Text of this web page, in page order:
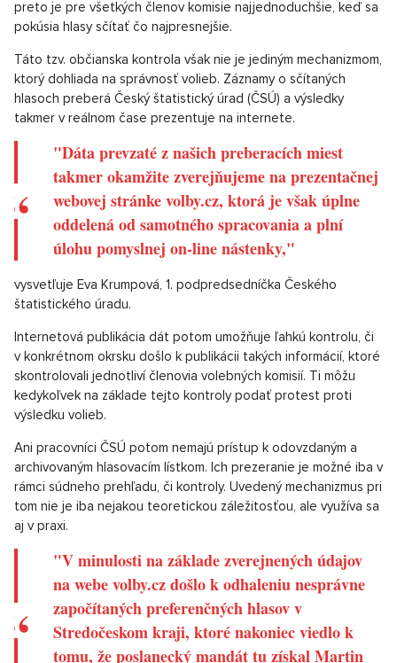
nezapočíta môže byť, že sa do obálky vložia dva volebné
lístky, alebo volebný lístok tak poškodený, že ho nie je možné
uznať za platný. Prázdna obálka bez lístka sa do tejto
kategórie tiež dostane.
Voľby však prebiehajú podľa presných pravidiel a jej skreslenie
nejakou formou manipulácie s volebnými lístkami je možné
dosiahnuť len veľmi ťažko. Prvou inštanciou, ktorá tomu v
Česku zabraňuje, sú samotné volebné komisie. Do nich totiž
môžu jednotlivé strany delegovať svoje zástupce a tiež tejto
možnosti hojne využívajú. Zástupca jednej strany tak
samozrejme nechce, aby niekto ubral hlasy jeho strane a
preto je pre všetkých členov komisie najjednoduchšie, keď sa
pokúsia hlasy sčítať čo najpresnejšie.
Táto tzv. občianska kontrola však nie je jediným mechanizmom,
ktorý dohliada na správnosť volieb. Záznamy o sčítaných
hlasoch preberá Český štatistický úrad (ČSÚ) a výsledky
takmer v reálnom čase prezentuje na internete.
"Dáta prevzaté z našich preberacích miest
takmer okamžite zverejňujeme na prezentačnej
oddelená od samotného spracovania a plní
úlohu pomyslnej on-line nástenky,"
vysvetľuje Eva Krumpová, 1. podpredsedníčka Českého
štatistického úradu.
Internetová publikácia dát potom umožňuje ľahkú kontrolu, či
v konkrétnom okrsku došlo k publikácii takých informácií, ktoré
skontrolovali jednotliví členovia volebných komisií. Ti môžu
kedykoľvek na základe tejto kontroly podať protest proti